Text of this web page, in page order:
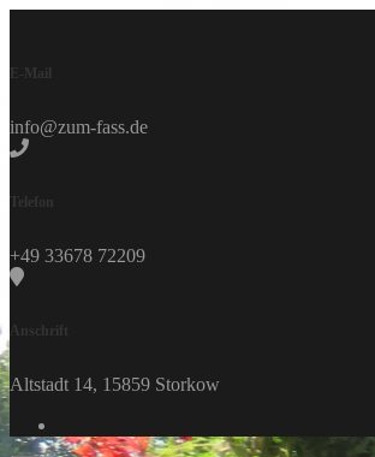
E-Mail
info@zum-fass.de
Telefon
+49 33678 72209
Anschrift
Altstadt 14, 15859 Storkow